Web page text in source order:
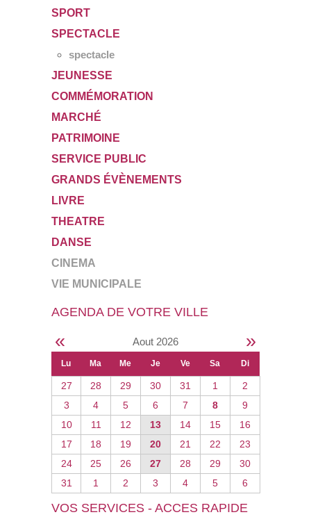
SPORT
SPECTACLE
spectacle
JEUNESSE
COMMÉMORATION
MARCHÉ
PATRIMOINE
SERVICE PUBLIC
GRANDS ÉVÈNEMENTS
LIVRE
THEATRE
DANSE
CINEMA
VIE MUNICIPALE
AGENDA DE VOTRE VILLE
« Aout 2026 »
Lu Ma Me Je Ve Sa Di
27 28 29 30 31 1
2
3
4 5 6 7 8
9
10
11 12 13 14 15
16
17
18 19 20 21 22
23
24
25 26 27 28 29
30
31
1 2 3 4 5 6
VOS SERVICES - ACCES RAPIDE